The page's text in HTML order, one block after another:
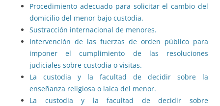
Procedimiento adecuado para solicitar el cambio del
domicilio del menor bajo custodia.
Sustracción internacional de menores.
Intervención de las fuerzas de orden público para
imponer el cumplimiento de las resoluciones
judiciales sobre custodia o visitas.
La custodia y la facultad de decidir sobre la
enseñanza religiosa o laica del menor.
La custodia y la facultad de decidir sobre